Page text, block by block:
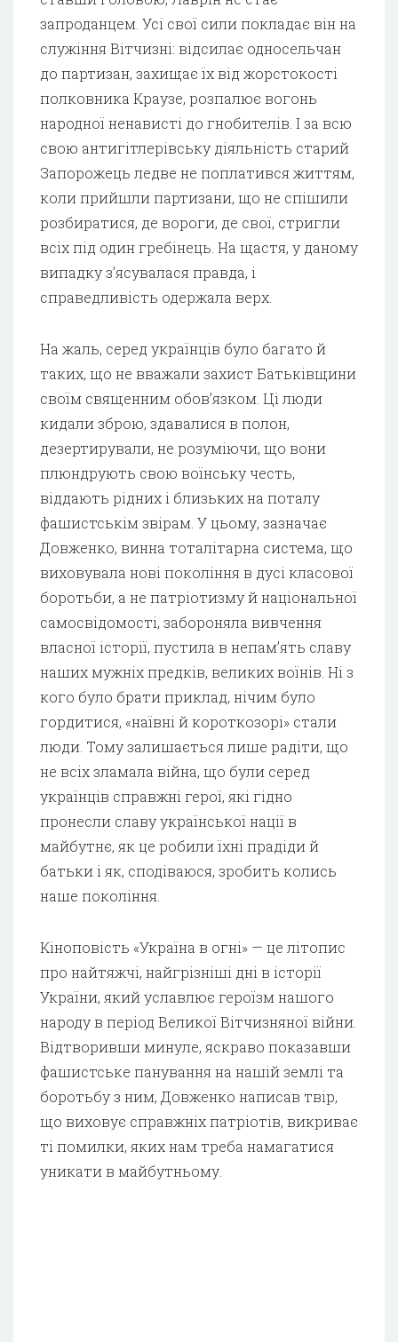
запроданцем. Усі свої сили покладає він на
служіння Вітчизні: відсилає односельчан
до партизан, захищає їх від жорстокості
полковника Краузе, розпалює вогонь
народної ненависті до гнобителів. І за всю
свою антигітлерівську діяльність старий
Запорожець ледве не поплатився життям,
коли прийшли партизани, що не спішили
розбиратися, де вороги, де свої, стригли
всіх під один гребінець. На щастя, у даному
випадку з’ясувалася правда, і
справедливість одержала верх.
На жаль, серед українців було багато й
таких, що не вважали захист Батьківщини
своїм священним обов’язком. Ці люди
кидали зброю, здавалися в полон,
дезертирували, не розуміючи, що вони
плюндрують свою воїнську честь,
віддають рідних і близьких на поталу
фашистськім звірам. У цьому, зазначає
Довженко, винна тоталітарна система, що
виховувала нові покоління в дусі класової
боротьби, а не патріотизму й національної
самосвідомості, забороняла вивчення
власної історії, пустила в непам’ять славу
наших мужніх предків, великих воїнів. Ні з
кого було брати приклад, нічим було
гордитися, «наївні й короткозорі» стали
люди. Тому залишається лише радіти, що
не всіх зламала війна, що були серед
українців справжні герої, які гідно
пронесли славу української нації в
майбутнє, як це робили їхні прадіди й
батьки і як, сподіваюся, зробить колись
наше покоління.
Кіноповість «Україна в огні» — це літопис
про найтяжчі, найгрізніші дні в історії
України, який уславлює героїзм нашого
народу в період Великої Вітчизняної війни.
Відтворивши минуле, яскраво показавши
фашистське панування на нашій землі та
боротьбу з ним, Довженко написав твір,
що виховує справжніх патріотів, викриває
ті помилки, яких нам треба намагатися
уникати в майбутньому.